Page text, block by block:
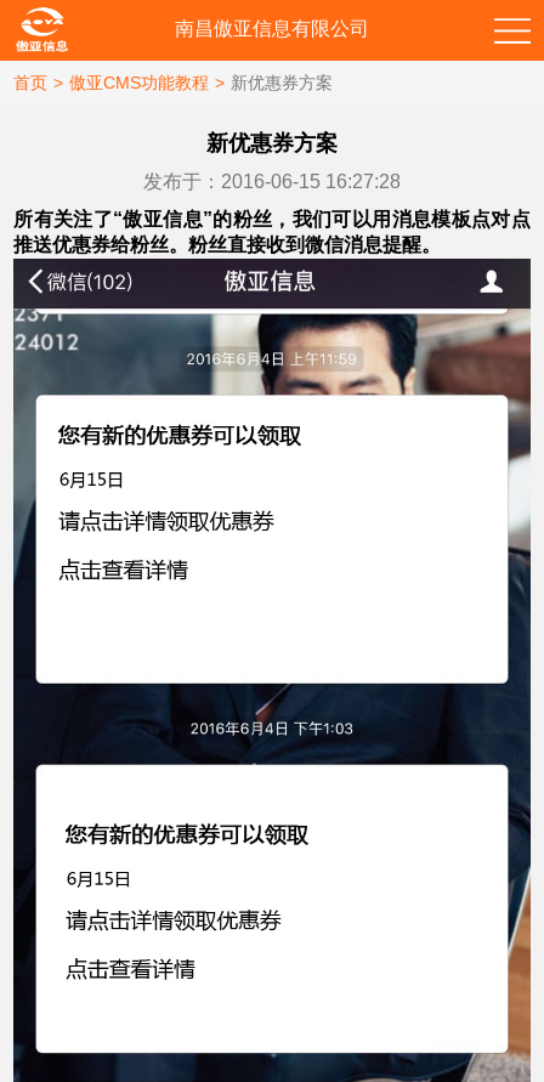
南昌傲亚信息有限公司
首页 > 傲亚CMS功能教程 > 新优惠券方案
新优惠券方案
发布于：2016-06-15 16:27:28
所有关注了“傲亚信息”的粉丝，我们可以用消息模板点对点
推送优惠券给粉丝。粉丝直接收到微信消息提醒。